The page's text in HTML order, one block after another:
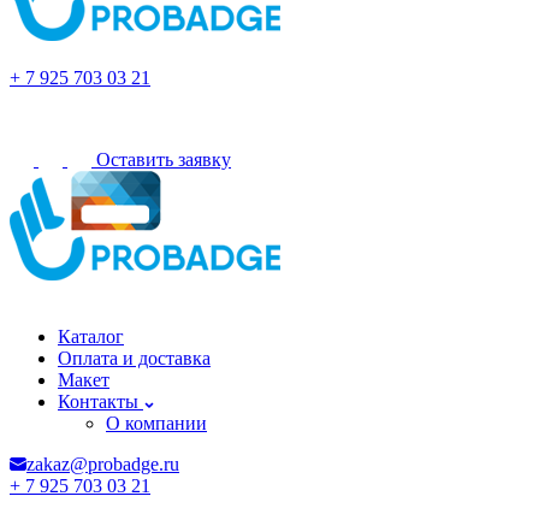
+ 7 925 703 03 21
Оставить заявку
Каталог
Оплата и доставка
Макет
Контакты
О компании
zakaz@probadge.ru
+ 7 925 703 03 21